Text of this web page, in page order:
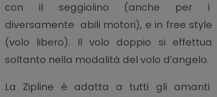
con il seggiolino (anche per i
diversamente abili motori), e in free style
(volo libero). Il volo doppio si effettua
soltanto nella modalità del volo d’angelo.
La Zipline è adatta a tutti gli amanti